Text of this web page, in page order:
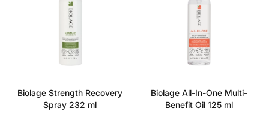
Biolage Strength Recovery
Spray 232 ml
Biolage All-In-One Multi-
Benefit Oil 125 ml